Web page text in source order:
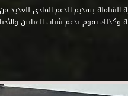
بتقديم الدعم المادى للعديد
وكذلك يقوم بدعم شباب الفنانين